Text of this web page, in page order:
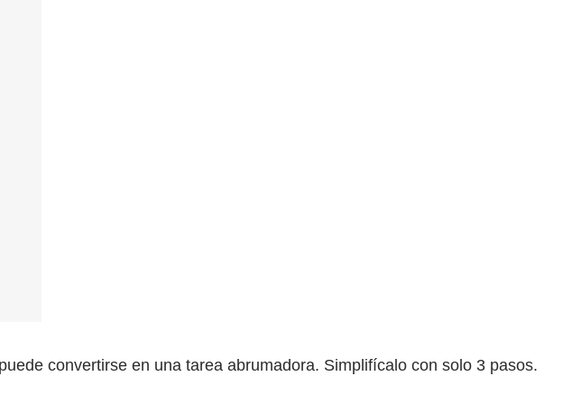
convertirse en una tarea abrumadora. Simplifícalo con solo 3 pasos.